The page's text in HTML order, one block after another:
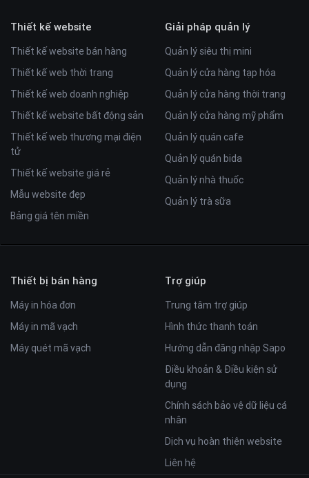
Thiết kế website
Thiết kế website bán hàng
Thiết kế web thời trang
Thiết kế web doanh nghiệp
Thiết kế website bất động sản
Thiết kế web thương mại điện
tử
Thiết kế website giá rẻ
Mẫu website đẹp
Bảng giá tên miền
Giải pháp quản lý
Quản lý siêu thị mini
Quản lý cửa hàng tạp hóa
Quản lý cửa hàng thời trang
Quản lý cửa hàng mỹ phẩm
Quản lý quán cafe
Quản lý quán bida
Quản lý nhà thuốc
Quản lý trà sữa
Thiết bị bán hàng
Máy in hóa đơn
Máy in mã vạch
Máy quét mã vạch
Trợ giúp
Trung tâm trợ giúp
Hình thức thanh toán
Hướng dẫn đăng nhập Sapo
Điều khoản & Điều kiện sử
dụng
Chính sách bảo vệ dữ liệu cá
nhân
Dịch vụ hoàn thiện website
Liên hệ